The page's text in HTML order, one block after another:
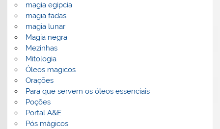
magia egipcia
magia fadas
magia lunar
Magia negra
Mezinhas
Mitologia
Óleos magicos
Orações
Para que servem os óleos essenciais
Poções
Portal A&E
Pós mágicos